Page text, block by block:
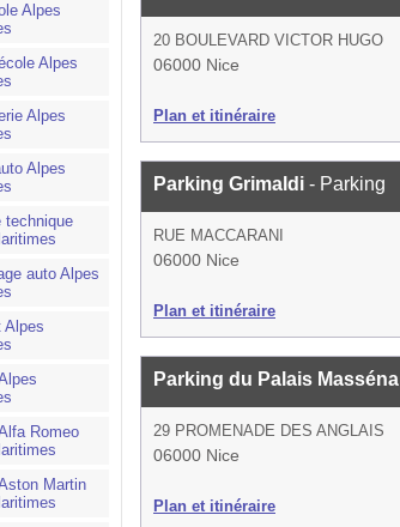
Alpes
Alpes
Alpes
Alpes
technique
auto Alpes
Alpes
Romeo
Martin
20 BOULEVARD VICTOR HUGO
06000 Nice
Plan et itinéraire
Parking Grimaldi - Parking
RUE MACCARANI
06000 Nice
Plan et itinéraire
Parking du Palais Masséna
29 PROMENADE DES ANGLAIS
06000 Nice
Plan et itinéraire